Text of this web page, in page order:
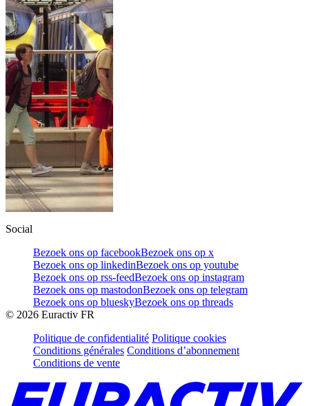
Social
Bezoek ons op facebookBezoek ons op x
Bezoek ons op linkedinBezoek ons op youtube
Bezoek ons op rss-feedBezoek ons op instagram
Bezoek ons op mastodonBezoek ons op telegram
Bezoek ons op blueskyBezoek ons op threads
© 2026 Euractiv FR
Politique de confidentialité Politique cookies
Conditions générales Conditions d’abonnement
Conditions de vente